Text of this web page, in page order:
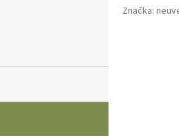
Značka: